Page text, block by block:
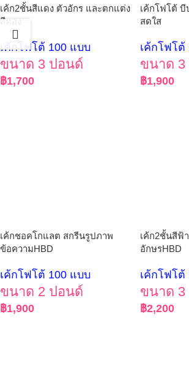
เค้ก2ชั้นสีแดง ตัวอักร และตกแต่ง
สีทอง
เค้กโฟโต้ 100 แบบ
ขนาด 3 ปอนด์
฿1,700
เค้กโฟโต้
สดใส
เค้กโฟโต้
ขนาด
฿1,900
เค้กชอคโกแลต สกรีนรูปภาพ
ข้อความHBD
เค้กโฟโต้ 100 แบบ
ขนาด 2 ปอนด์
฿1,900
เค้ก2ชั้นสีฟ้
อักษรHBD
เค้กโฟโต้
ขนาด
฿2,200